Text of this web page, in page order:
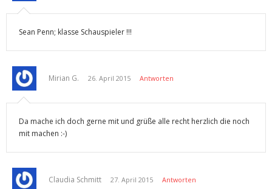
Sean Penn; klasse Schauspieler !!!
Mirian G. 26. April 2015 Antworten
Da mache ich doch gerne mit und grüße alle recht herzlich die noch
mit machen :-)
Claudia Schmitt 27. April 2015 Antworten